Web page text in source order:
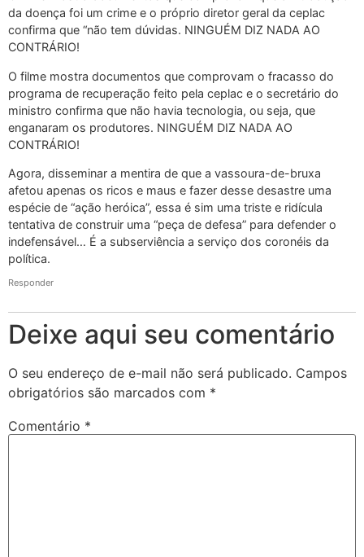
da doença foi um crime e o próprio diretor geral da ceplac
confirma que “não tem dúvidas. NINGUÉM DIZ NADA AO
CONTRÁRIO!
O filme mostra documentos que comprovam o fracasso do
programa de recuperação feito pela ceplac e o secretário do
ministro confirma que não havia tecnologia, ou seja, que
enganaram os produtores. NINGUÉM DIZ NADA AO
CONTRÁRIO!
Agora, disseminar a mentira de que a vassoura-de-bruxa
afetou apenas os ricos e maus e fazer desse desastre uma
espécie de “ação heróica”, essa é sim uma triste e ridícula
tentativa de construir uma “peça de defesa” para defender o
indefensável… É a subserviência a serviço dos coronéis da
política.
Responder
Deixe aqui seu comentário
O seu endereço de e-mail não será publicado. Campos
obrigatórios são marcados com *
Comentário *